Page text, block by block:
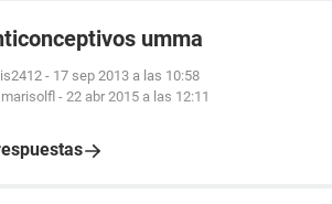
umma
- 17 sep 2013 a las 10:58
marisolfl - 22 abr 2015 a las 12:11